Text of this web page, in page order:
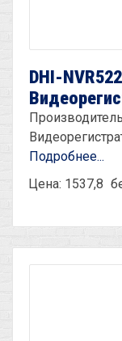
DHI-
Подробнее...
Цена: 1537,8